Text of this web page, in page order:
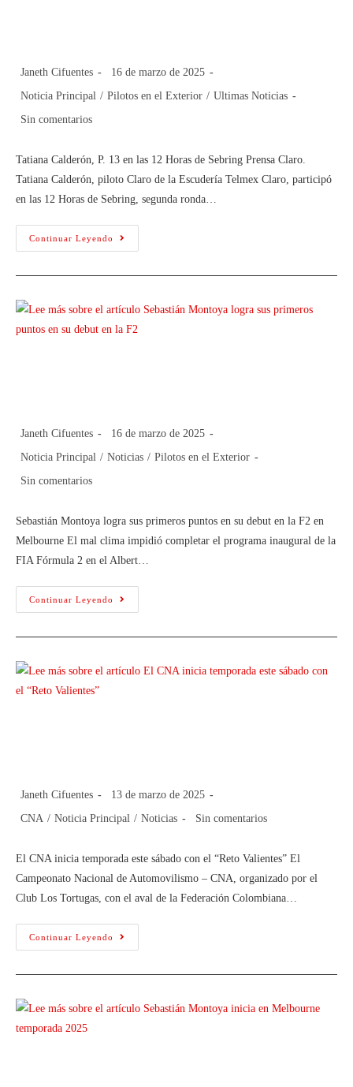
Janeth Cifuentes
16 de marzo de 2025
Noticia Principal / Pilotos en el Exterior / Ultimas Noticias
Sin comentarios
Tatiana Calderón, P. 13 en las 12 Horas de Sebring Prensa Claro.
Tatiana Calderón, piloto Claro de la Escudería Telmex Claro, participó
en las 12 Horas de Sebring, segunda ronda…
Continuar Leyendo
Janeth Cifuentes
16 de marzo de 2025
Noticia Principal / Noticias / Pilotos en el Exterior
Sin comentarios
Sebastián Montoya logra sus primeros puntos en su debut en la F2 en
Melbourne El mal clima impidió completar el programa inaugural de la
FIA Fórmula 2 en el Albert…
Continuar Leyendo
Janeth Cifuentes
13 de marzo de 2025
CNA / Noticia Principal / Noticias Sin comentarios
El CNA inicia temporada este sábado con el “Reto Valientes” El
Campeonato Nacional de Automovilismo – CNA, organizado por el
Club Los Tortugas, con el aval de la Federación Colombiana…
Continuar Leyendo